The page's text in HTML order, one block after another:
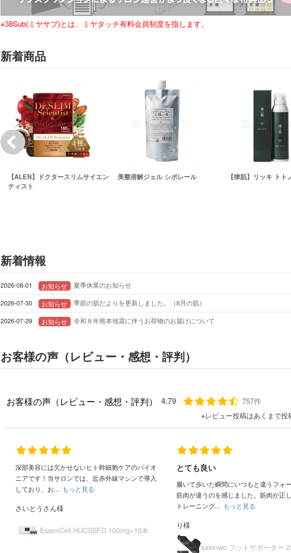
※38Sub(ミヤサブ)とは、ミヤタッチ有料会員制度を指します。
新着商品
【ALEN】ドクタースリムサイエン
ティスト
美整溶解ジェル シボレール 【律肌】リッキ トト
新着情報
2026-08-01 お知らせ
夏季休業のお知らせ
2026-07-30
お知らせ
季節の肌だよりを更新しました。（8月の肌）
2026-07-29
お知らせ 令和８年熊本地震に伴うお荷物のお届けについて
お客様の声（レビュー・感想・評判）
お客様の声（レビュー・感想・評判） 4.79 757件
深部美容には欠かせないヒト幹細胞ケアのパイオ
ニアです！当サロンでは、近赤外線マシンで導入
しており、お... もっと見る
さいとうさん様
EssenCell HUCSSFD 100mg×10本
とても良い
履いて歩いた瞬間にいつもと違うフォ
筋肉が違うのを感じました。筋肉が正
トレーニング... もっと見る
り様
salonwo フットサポーター